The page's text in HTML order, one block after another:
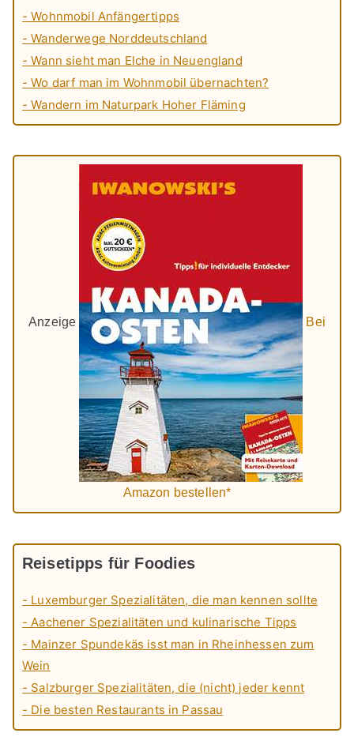
- Wohnmobil Anfängertipps
- Wanderwege Norddeutschland
- Wann sieht man Elche in Neuengland
- Wo darf man im Wohnmobil übernachten?
- Wandern im Naturpark Hoher Fläming
Anzeige Bei
Amazon bestellen*
Reisetipps für Foodies
- Luxemburger Spezialitäten, die man kennen sollte
- Aachener Spezialitäten und kulinarische Tipps
- Mainzer Spundekäs isst man in Rheinhessen zum
Wein
- Salzburger Spezialitäten, die (nicht) jeder kennt
- Die besten Restaurants in Passau